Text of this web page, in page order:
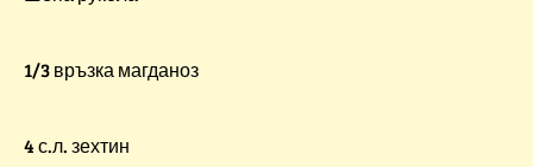
1/3 връзка магданоз
4 с.л. зехтин